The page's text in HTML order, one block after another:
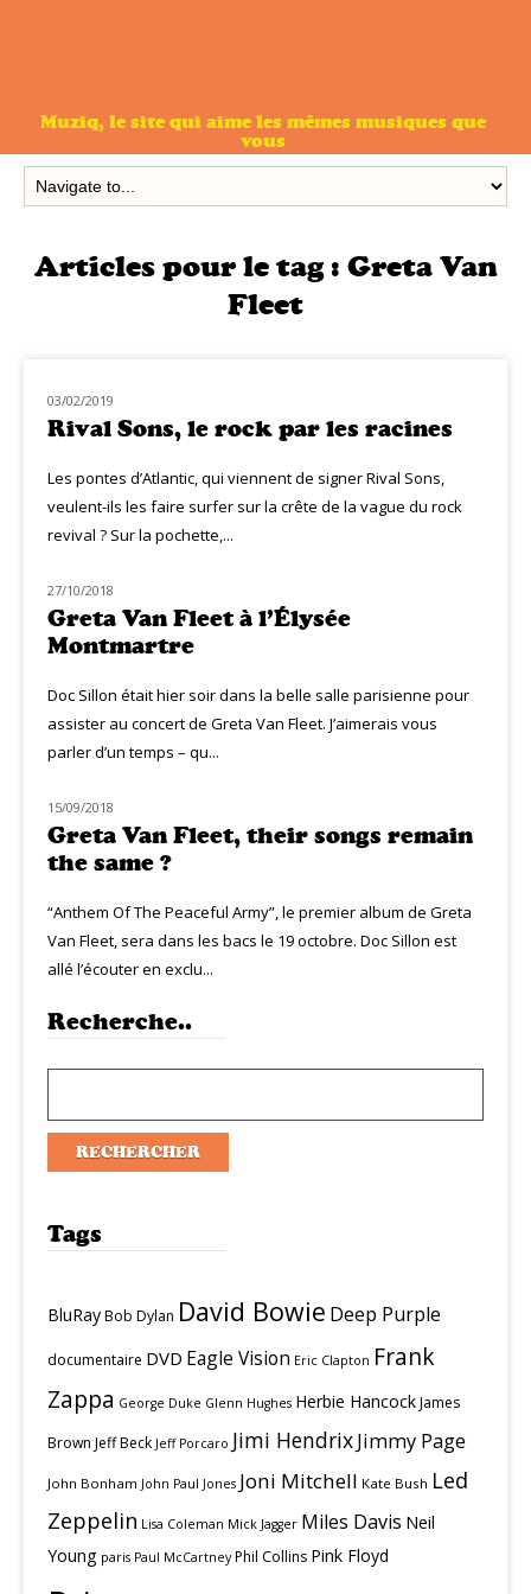
Muziq, le site qui aime les mêmes musiques que
vous
Articles pour le tag : Greta Van
Fleet
NOUVEAUTÉS
03/02/2019
Rival Sons, le rock par les racines
Les pontes d’Atlantic, qui viennent de signer Rival Sons,
veulent-ils les faire surfer sur la crête de la vague du rock
revival ? Sur la pochette,...
LIVE MUZIQ
27/10/2018
Greta Van Fleet à l’Élysée
Montmartre
Doc Sillon était hier soir dans la belle salle parisienne pour
assister au concert de Greta Van Fleet. J’aimerais vous
parler d’un temps – qu...
MUZIQ NEWS
15/09/2018
Greta Van Fleet, their songs remain
the same ?
“Anthem Of The Peaceful Army”, le premier album de Greta
Van Fleet, sera dans les bacs le 19 octobre. Doc Sillon est
allé l’écouter en exclu...
Recherche..
Tags
BluRayBob Dylan David Bowie Deep Purple
documentaire DVD Eagle Vision Eric Clapton Frank
Zappa George Duke Glenn Hughes Herbie HancockJames
Brown Jeff Beck Jeff Porcaro Jimi HendrixJimmy Page
John Bonham John Paul Jones Joni Mitchell Kate Bush Led
Zeppelin Lisa Coleman Mick Jagger Miles Davis Neil
Young paris Paul McCartney Phil Collins Pink Floyd